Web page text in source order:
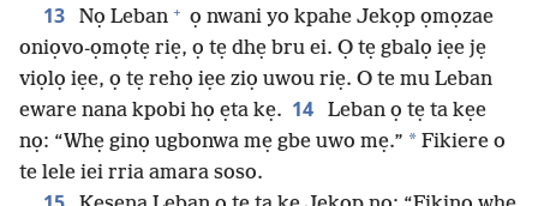
13 Nọ Leban + ọ nwani yo kpahe Jekọp ọmọzae
oniọvo-ọmọtẹ riẹ, ọ tẹ dhẹ bru ei. Ọ tẹ gbalọ iẹe jẹ
viọlọ iẹe, ọ tẹ rehọ iẹe ziọ uwou riẹ. O te mu Leban
eware nana kpobi họ ẹta kẹ. 14
Leban ọ tẹ ta kẹe
nọ: “Whẹ ginọ ugbonwa mẹ gbe uwo mẹ.” * Fikiere o
te lele iei rria amara soso.